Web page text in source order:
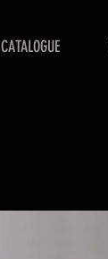
CATALOGUE